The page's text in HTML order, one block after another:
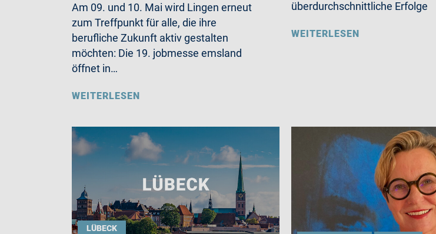
Am 09. und 10. Mai wird Lingen erneut
zum Treffpunkt für alle, die ihre
berufliche Zukunft aktiv gestalten
möchten: Die 19. jobmesse emsland
öffnet in…
WEITERLESEN
überdurchschnittliche Erfolge
WEITERLESEN
LÜBECK